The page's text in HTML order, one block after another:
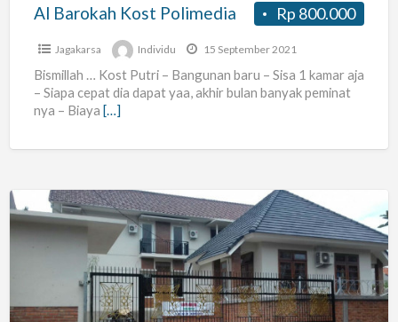
Rp 800.000
Al Barokah Kost Polimedia
Jagakarsa Individu 15 September 2021
Bismillah … Kost Putri – Bangunan baru – Sisa 1 kamar aja
– Siapa cepat dia dapat yaa, akhir bulan banyak peminat
nya – Biaya […]
Kost
Adeeva”